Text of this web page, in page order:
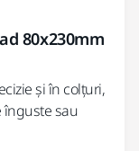
80x230mm
și în colțuri,
sau